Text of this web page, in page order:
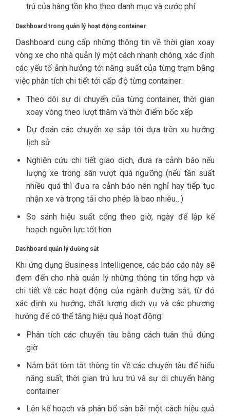
trú của hàng tồn kho theo danh mục và cước phí
Dashboard trong quản lý hoạt động container
Dashboard cung cấp những thông tin về thời gian xoay
vòng xe cho nhà quản lý một cách nhanh chóng, xác định
các yếu tố ảnh hưởng tới năng suất của từng trạm bằng
việc phân tích chi tiết tới cấp độ từng container:
Theo dõi sự di chuyển của từng container, thời gian
xoay vòng theo lượt thăm và thời điểm bốc xếp
Dự đoán các chuyến xe sắp tới dựa trên xu hướng
lịch sử
Nghiên cứu chi tiết giao dịch, đưa ra cảnh báo nếu
lượng xe trong sân vượt quá ngưỡng (nếu tần suất
nhiều quá thì đưa ra cảnh báo nên nghỉ hay tiếp tục
nhận xe và trọng tải cho phép là bao nhiêu…)
So sánh hiệu suất cổng theo giờ, ngày để lập kế
hoạch nguồn lực tốt hơn
Dashboard quản lý đường sắt
Khi ứng dụng Business Intelligence, các báo cáo này sẽ
đem đến cho nhà quản lý những thông tin tổng hợp và
chi tiết về các hoạt động của ngành đường sắt, từ đó
xác định xu hướng, chất lượng dịch vụ và các phương
hướng để có thể tăng hiệu quả hoạt động:
Phân tích các chuyến tàu bằng cách tuân thủ đúng
giờ
Nắm bắt tóm tắt thông tin về các chuyến tàu để hiểu
năng suất, thời gian trú lưu trú và sự di chuyển hàng
container
Lên kế hoạch và phân bổ sân bãi một cách hiệu quả